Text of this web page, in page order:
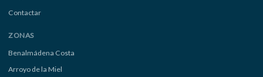
Contactar
ZONAS
Benalmádena Costa
Arroyo de la Miel